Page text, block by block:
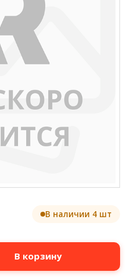
В наличии 4 шт
В корзину